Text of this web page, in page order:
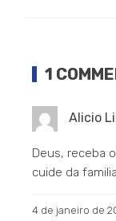
1
Alicio
Deus, receba
cuide da
4 de janeiro de